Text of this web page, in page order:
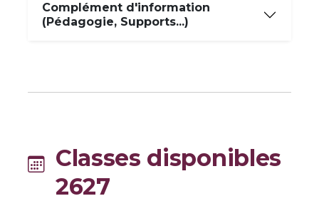
Complément d'information
(Pédagogie, Supports...)
Classes disponibles
2627